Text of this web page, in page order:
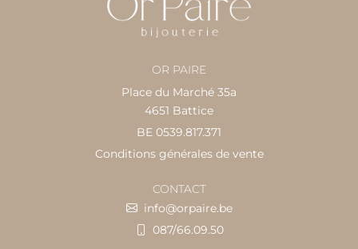
OR PAIRE
Place du Marché 35a
4651 Battice
BE 0539.817.371
Conditions générales de vente
CONTACT
info@orpaire.be
087/66.09.50